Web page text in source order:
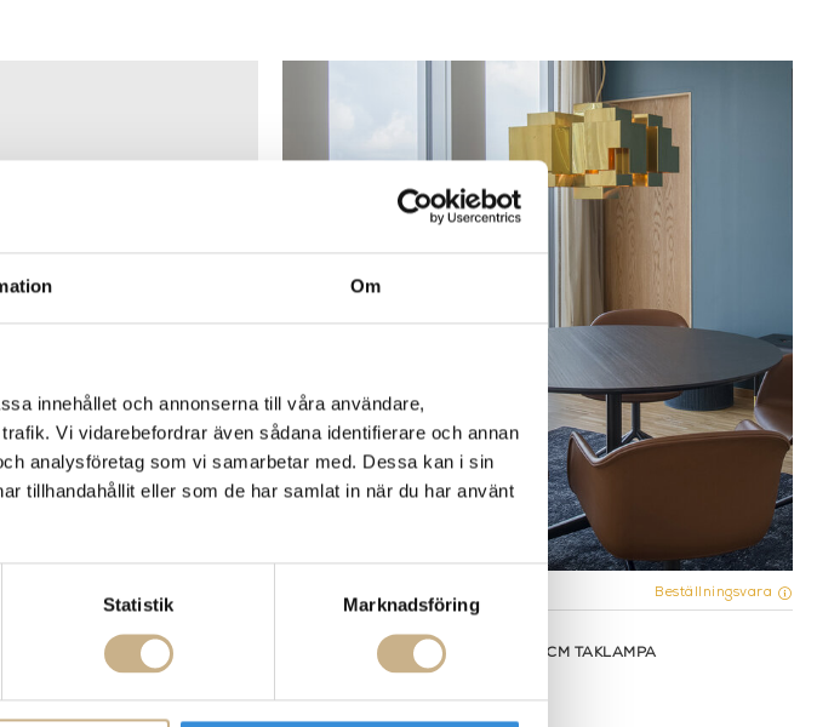
Om
innehållet och annonserna till våra användare,
Vi vidarebefordrar även sådana identifierare och annan
analysföretag som vi samarbetar med. Dessa kan i sin
tillhandahållit eller som de har samlat in när du har använt
Statistik Marknadsföring
Beställningsvara
Örsjö Belysning
ÖRSJÖ BELYSNING - SKYLINE 50 CM TAKLAMPA